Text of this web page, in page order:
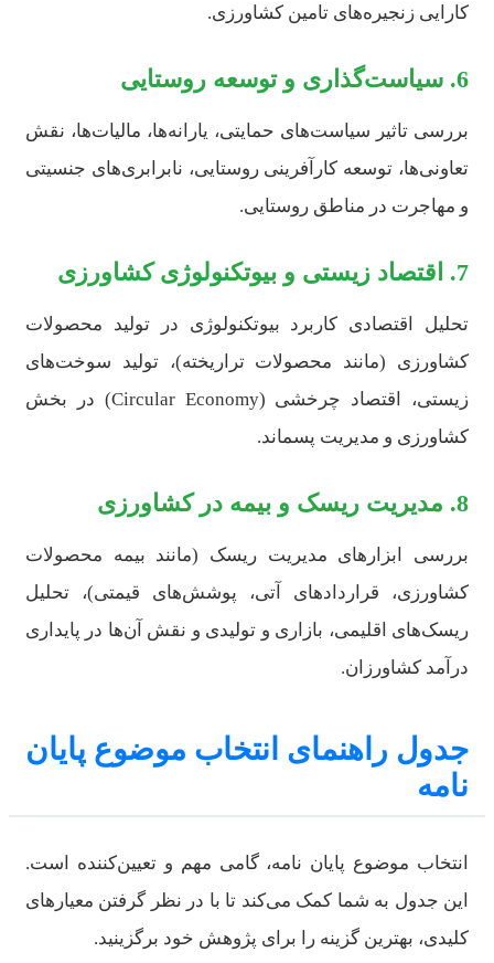
کارایی زنجیره‌های تامین کشاورزی.
6. سیاست‌گذاری و توسعه روستایی
بررسی تاثیر سیاست‌های حمایتی، یارانه‌ها، مالیات‌ها، نقش
تعاونی‌ها، توسعه کارآفرینی روستایی، نابرابری‌های جنسیتی
و مهاجرت در مناطق روستایی.
7. اقتصاد زیستی و بیوتکنولوژی کشاورزی
تحلیل اقتصادی کاربرد بیوتکنولوژی در تولید محصولات
کشاورزی (مانند محصولات تراریخته)، تولید سوخت‌های
زیستی، اقتصاد چرخشی (Circular Economy) در بخش
کشاورزی و مدیریت پسماند.
8. مدیریت ریسک و بیمه در کشاورزی
بررسی ابزارهای مدیریت ریسک (مانند بیمه محصولات
کشاورزی، قراردادهای آتی، پوشش‌های قیمتی)، تحلیل
ریسک‌های اقلیمی، بازاری و تولیدی و نقش آن‌ها در پایداری
درآمد کشاورزان.
جدول راهنمای انتخاب موضوع پایان
نامه
انتخاب موضوع پایان نامه، گامی مهم و تعیین‌کننده است.
این جدول به شما کمک می‌کند تا با در نظر گرفتن معیارهای
کلیدی، بهترین گزینه را برای پژوهش خود برگزینید.